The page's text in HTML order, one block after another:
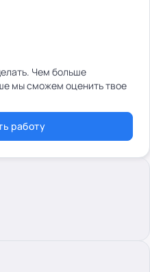
Чем больше
мы сможем оценить твое
работу